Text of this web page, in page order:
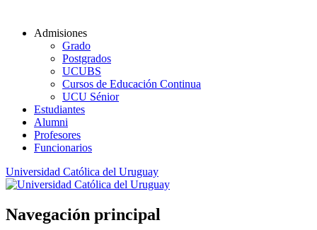
Admisiones
Grado
Postgrados
UCUBS
Cursos de Educación Continua
UCU Sénior
Estudiantes
Alumni
Profesores
Funcionarios
Universidad Católica del Uruguay
Navegación principal